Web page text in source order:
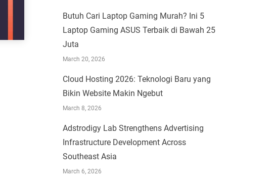
Butuh Cari Laptop Gaming Murah? Ini 5
Laptop Gaming ASUS Terbaik di Bawah 25
Juta
March 20, 2026
Cloud Hosting 2026: Teknologi Baru yang
Bikin Website Makin Ngebut
March 8, 2026
Adstrodigy Lab Strengthens Advertising
Infrastructure Development Across
Southeast Asia
March 6, 2026